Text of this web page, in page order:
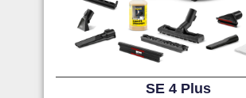
SE 4 Plus